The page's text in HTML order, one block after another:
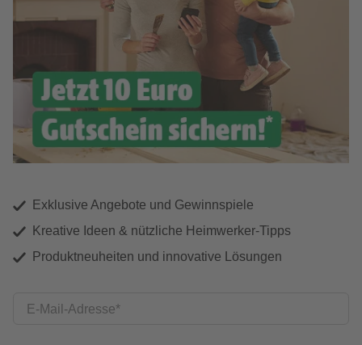
Exklusive Angebote und Gewinnspiele
Kreative Ideen & nützliche Heimwerker-Tipps
Produktneuheiten und innovative Lösungen
E-Mail-Adresse